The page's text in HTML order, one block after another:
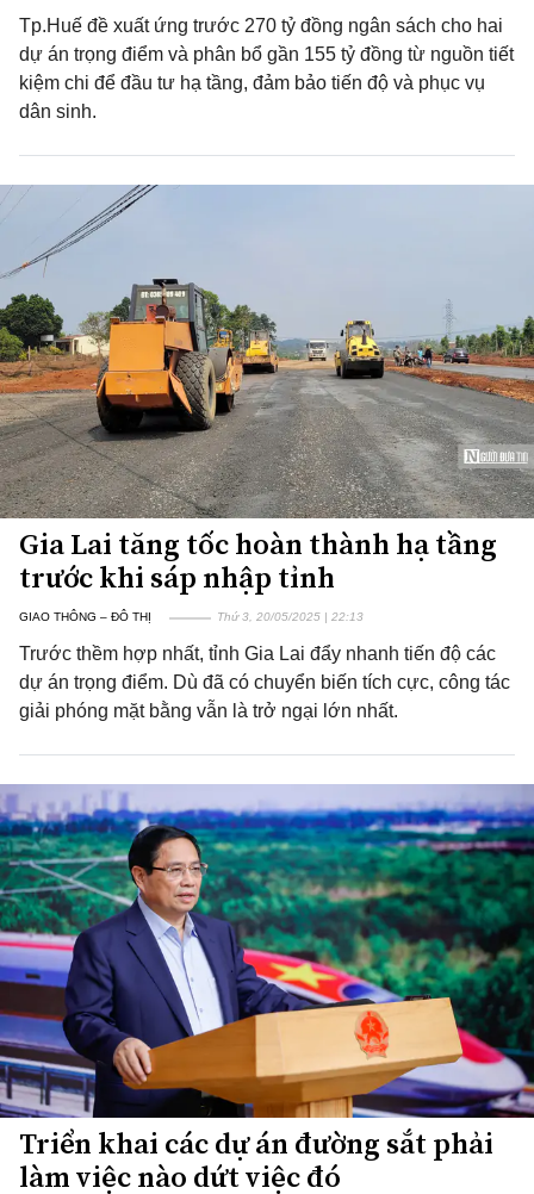
Tp.Huế đề xuất ứng trước 270 tỷ đồng ngân sách cho hai
dự án trọng điểm và phân bổ gần 155 tỷ đồng từ nguồn tiết
kiệm chi để đầu tư hạ tầng, đảm bảo tiến độ và phục vụ
dân sinh.
Gia Lai tăng tốc hoàn thành hạ tầng
trước khi sáp nhập tỉnh
GIAO THÔNG – ĐÔ THỊ Thứ 3, 20/05/2025 | 22:13
Trước thềm hợp nhất, tỉnh Gia Lai đẩy nhanh tiến độ các
dự án trọng điểm. Dù đã có chuyển biến tích cực, công tác
giải phóng mặt bằng vẫn là trở ngại lớn nhất.
Triển khai các dự án đường sắt phải
làm việc nào dứt việc đó